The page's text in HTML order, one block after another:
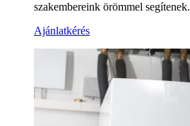
szakembereink örömmel segítenek.
Ajánlatkérés